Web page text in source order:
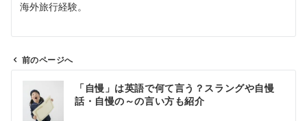
海外旅行経験。
前のページへ
「自慢」は英語で何て言う？スラングや自慢
話・自慢の～の言い方も紹介